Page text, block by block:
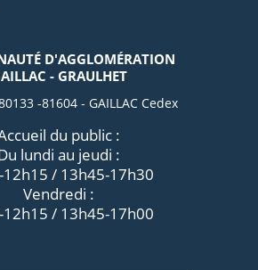
D'AGGLOMÉRATION
- GRAULHET
-81604 - GAILLAC Cedex
du public :
lundi au jeudi :
12h15 / 13h45-17h30
Vendredi :
12h15 / 13h45-17h00